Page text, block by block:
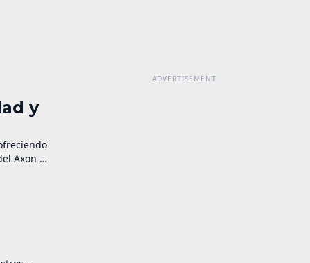
y
Axon 7